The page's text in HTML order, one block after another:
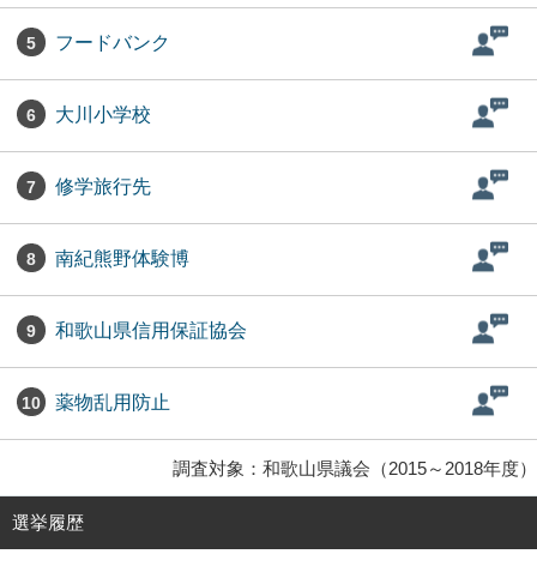
5 フードバンク
6 大川小学校
7 修学旅行先
8 南紀熊野体験博
9 和歌山県信用保証協会
10 薬物乱用防止
調査対象：和歌山県議会（2015～2018年度）
選挙履歴